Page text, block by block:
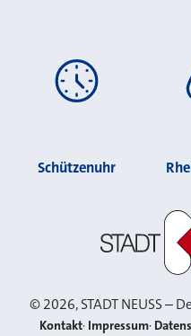
Schützenuhr
©2026, STADT NEUSS –
Kontakt Impressum